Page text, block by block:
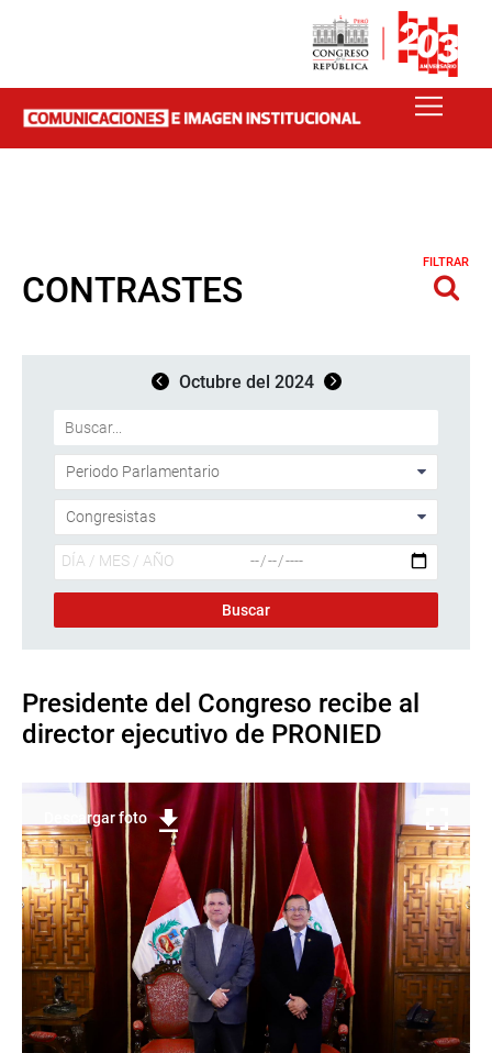
CONTRASTES
FILTRAR
Octubre del 2024
Presidente del Congreso recibe al
director ejecutivo de PRONIED
Descargar foto